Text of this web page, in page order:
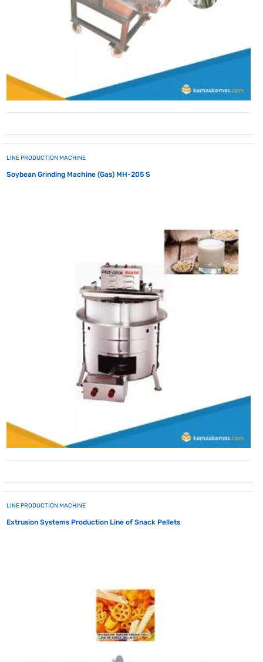
LINE PRODUCTION MACHINE
Soybean Grinding Machine (Gas) MH-205 S
LINE PRODUCTION MACHINE
Extrusion Systems Production Line of Snack Pellets